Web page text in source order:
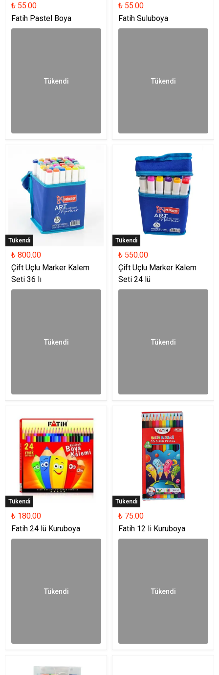
₺ 55.00
Fatih Pastel Boya
Tükendi
₺ 55.00
Fatih Suluboya
Tükendi
Tükendi
₺ 800.00
Çift Uçlu Marker Kalem
Seti 36 lı
Tükendi
Tükendi
₺ 550.00
Çift Uçlu Marker Kalem
Seti 24 lü
Tükendi
Tükendi
₺ 180.00
Fatih 24 lü Kuruboya
Tükendi
Tükendi
₺ 75.00
Fatih 12 li Kuruboya
Tükendi